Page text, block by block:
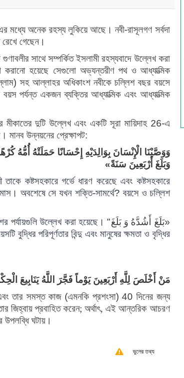
মধ্যে অনেক রহস্য লুকিয়ে আছে। নবী-রাসূলগণ সর্বদা
রেখে গেছেন।
গুণাবলীর সাথে সম্পর্কিত ইসলামী রহস্যবাদে উল্লেখ করা
করানো হয়েছে সেগুলো অভ্যন্তরীণ পথ ও আধ্যাত্মিক
) সহ আল্লাহর অধিকাংশ নবীকে চল্লিশ বছর বয়সে
বয়স পর্যন্ত একজন ব্যক্তির আধ্যাত্মিক এবং আধ্যাত্মিক
মীকাতের দুটি উল্লেখ এবং একটি সূরা মায়িদাহ 26-এ
মানব উন্নয়নের প্রেক্ষাপট:
وَوَصَّيْنَا الْإِنْسَانَ بِوَالِدَيْهِ إِحْسَانًا حَمَلَتْهُ أُمُّهُ
وَبَلَغَ أَرْبَعِينَ سَنَةً»
তাকে কষ্টসহকারে গর্ভে ধারণ করেছে এবং কষ্টসহকারে
মাস। অবশেষে সে যখন শক্তি-সামর্থে? বয়সে ও চল্লিশ
পর্যায়গুলি উল্লেখ করা হয়েছে। "«بَلَغَ أَشُدَّهُ وَ بَلَغَ
বুদ্ধির পরিপূর্ণতার বিন্দু এবং মানুষের ক্ষমতা ও বৃদ্ধির
مَنْ أَخْلَصَ لِلَّهِ أَرْبَعِينَ يَوْماً فَجَّرَ اللَّهُ يَنَابِيعَ
তার সমস্ত কাজ(এমনকি প্রশংসা) 40 দিনের জন্য
জিহ্বায় প্রবাহিত করেন;অর্থাৎ,এই আন্তরিক আচরণ
উপলব্ধি ঘটায়।
ভুলের তথ্য